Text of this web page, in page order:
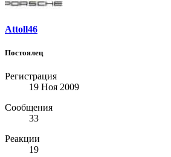
Attoll46
Постоялец
Регистрация
19 Ноя 2009
Сообщения
33
Реакции
19